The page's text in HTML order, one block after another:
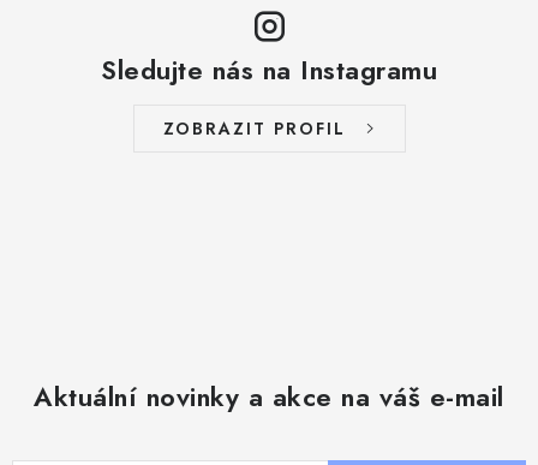
Sledujte nás na Instagramu
ZOBRAZIT PROFIL
Aktuální novinky a akce na váš e-mail